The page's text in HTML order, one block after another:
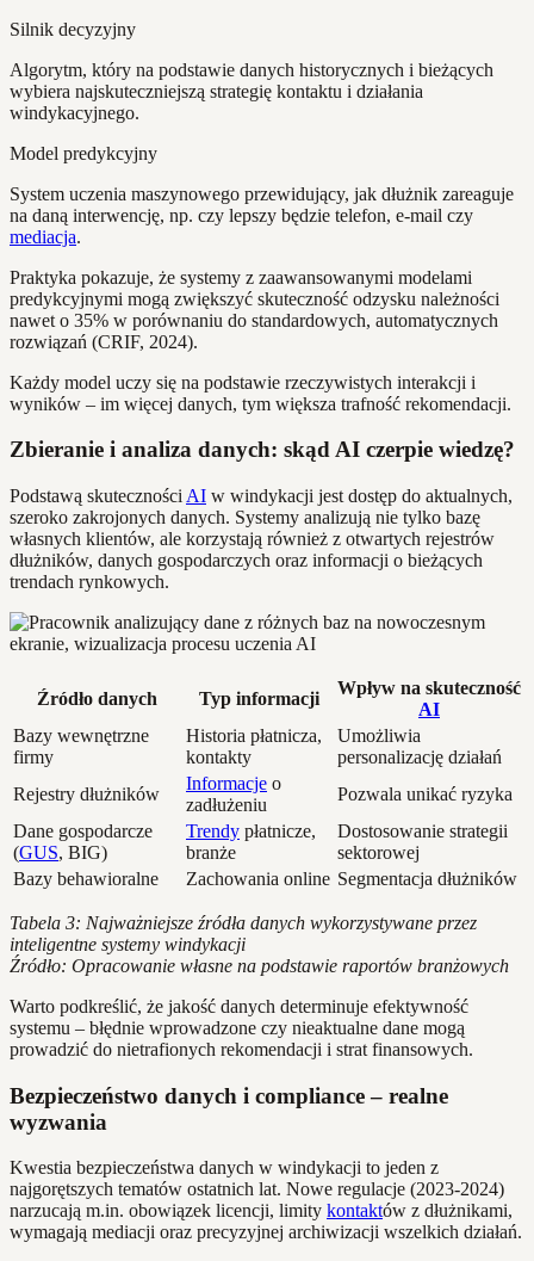
Silnik decyzyjny
Algorytm, który na podstawie danych historycznych i bieżących
wybiera najskuteczniejszą strategię kontaktu i działania
windykacyjnego.
Model predykcyjny
System uczenia maszynowego przewidujący, jak dłużnik zareaguje
na daną interwencję, np. czy lepszy będzie telefon, e-mail czy
mediacja.
Praktyka pokazuje, że systemy z zaawansowanymi modelami
predykcyjnymi mogą zwiększyć skuteczność odzysku należności
nawet o 35% w porównaniu do standardowych, automatycznych
rozwiązań (CRIF, 2024).
Każdy model uczy się na podstawie rzeczywistych interakcji i
wyników – im więcej danych, tym większa trafność rekomendacji.
Zbieranie i analiza danych: skąd AI czerpie wiedzę?
Podstawą skuteczności AI w windykacji jest dostęp do aktualnych,
szeroko zakrojonych danych. Systemy analizują nie tylko bazę
własnych klientów, ale korzystają również z otwartych rejestrów
dłużników, danych gospodarczych oraz informacji o bieżących
trendach rynkowych.
Źródło danych Typ informacji
Wpływ na skuteczność
AI
Bazy wewnętrzne
firmy
Historia płatnicza,
kontakty
Umożliwia
personalizację działań
Rejestry dłużników
Informacje o
zadłużeniu
Pozwala unikać ryzyka
Dane gospodarcze
(GUS, BIG)
Trendy płatnicze,
branże
Dostosowanie strategii
sektorowej
Bazy behawioralne
Zachowania online Segmentacja dłużników
Tabela 3: Najważniejsze źródła danych wykorzystywane przez
inteligentne systemy windykacji
Źródło: Opracowanie własne na podstawie raportów branżowych
Warto podkreślić, że jakość danych determinuje efektywność
systemu – błędnie wprowadzone czy nieaktualne dane mogą
prowadzić do nietrafionych rekomendacji i strat finansowych.
Bezpieczeństwo danych i compliance – realne
wyzwania
Kwestia bezpieczeństwa danych w windykacji to jeden z
najgorętszych tematów ostatnich lat. Nowe regulacje (2023-2024)
narzucają m.in. obowiązek licencji, limity kontaktów z dłużnikami,
wymagają mediacji oraz precyzyjnej archiwizacji wszelkich działań.